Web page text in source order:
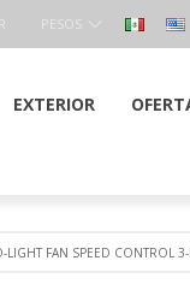
PESOS
EXTERIOR
FAN SPEED CONTROL